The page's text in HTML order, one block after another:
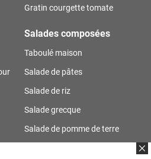
Gratin courgette tomate
Salades composées
Taboulé maison
Salade de pâtes
Salade de riz
Salade grecque
Salade de pomme de terre